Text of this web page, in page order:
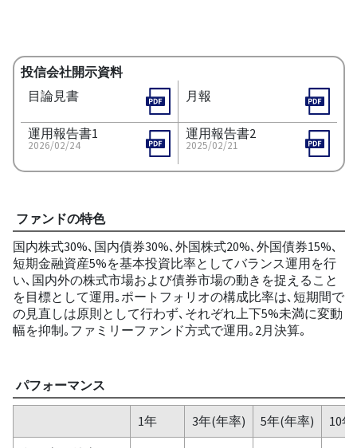
投信会社開示資料
目論見書
月報
運用報告書1
2026/02/24
運用報告書2
2025/02/21
ファンドの特色
国内株式30%､国内債券30%､外国株式20%､外国債券15%､
短期金融資産5%を基本投資比率としてバランス運用を行
い､国内外の株式市場および債券市場の動きを捉えること
を目標として運用｡ポートフォリオの構成比率は､短期間で
の見直しは原則として行わず､それぞれ上下5%未満に変動
幅を抑制｡ファミリーファンド方式で運用｡2月決算｡
パフォーマンス
1年 3年(年率) 5年(年率)
10